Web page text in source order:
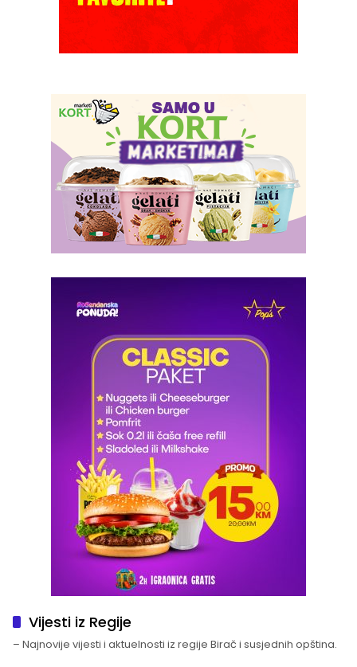
Vijesti iz Regije
– Najnovije vijesti i aktuelnosti iz regije Birač i susjednih opština.